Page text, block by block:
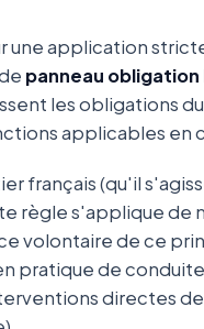
une application
panneau obligation
les obligations
applicables en
français (qu'il
règle s'applique de
volontaire de ce
pratique de
directes